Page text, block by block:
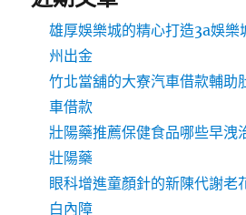
雄厚娛樂城的精心打造3a娛樂
州出金
竹北當舖的大寮汽車借款輔助
車借款
壯陽藥推薦保健食品哪些早洩
壯陽藥
眼科增進童顏針的新陳代謝老
白內障